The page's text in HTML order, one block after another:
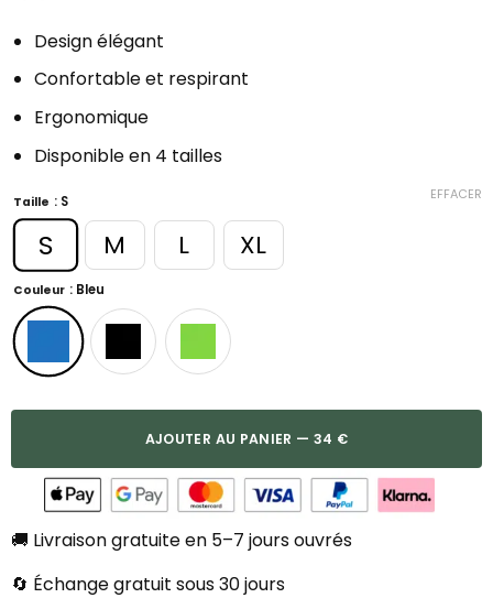
Design élégant
Confortable et respirant
Ergonomique
Disponible en 4 tailles
Taille : S
S M L XL
Couleur : Bleu
EFFACER
AJOUTER AU PANIER — 34 €
🚚 Livraison gratuite en 5–7 jours ouvrés
🔄 Échange gratuit sous 30 jours